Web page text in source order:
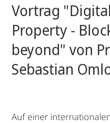
Vortrag
Property -
beyond" von
Sebastian
Auf einer